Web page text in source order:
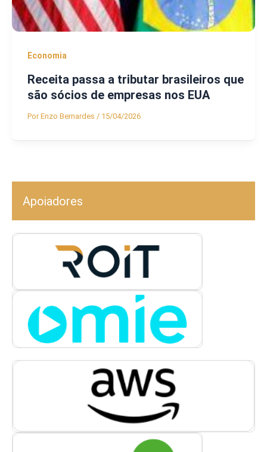
Economia
Receita passa a tributar brasileiros que
são sócios de empresas nos EUA
PorEnzo Bernardes / 15/04/2026
Apoiadores